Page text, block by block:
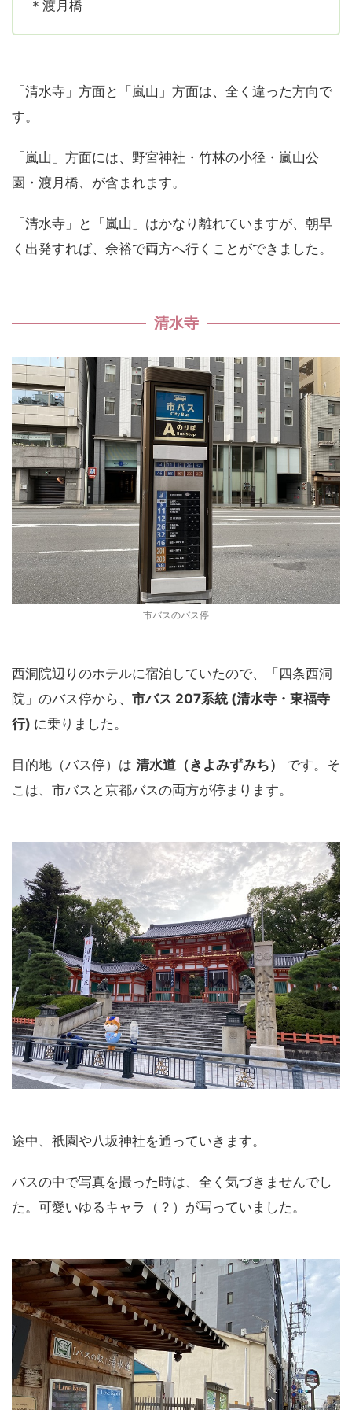
＊渡月橋
「清水寺」方面と「嵐山」方面は、全く違った方向で
す。
「嵐山」方面には、野宮神社・竹林の小径・嵐山公
園・渡月橋、が含まれます。
「清水寺」と「嵐山」はかなり離れていますが、朝早
く出発すれば、余裕で両方へ行くことができました。
清水寺
市バスのバス停
西洞院辺りのホテルに宿泊していたので、「四条西洞
院」のバス停から、 市バス 207系統 (清水寺・東福寺
行) に乗りました。
目的地（バス停）は 清水道（きよみずみち）
です。そ
こは、市バスと京都バスの両方が停まります。
途中、祇園や八坂神社を通っていきます。
バスの中で写真を撮った時は、全く気づきませんでし
た。可愛いゆるキャラ（？）が写っていました。